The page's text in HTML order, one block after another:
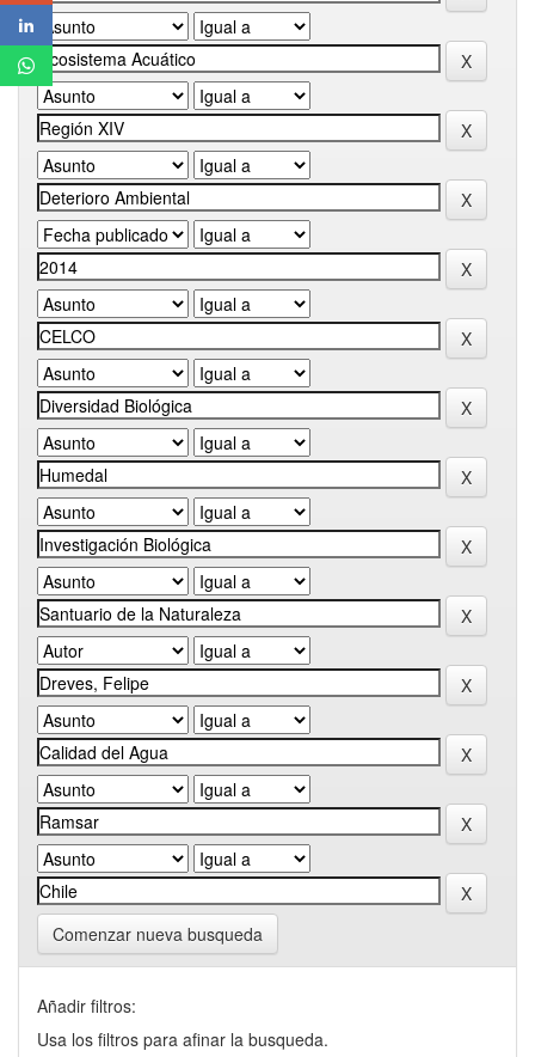
Comenzar nueva busqueda
Añadir filtros:
Usa los filtros para afinar la busqueda.